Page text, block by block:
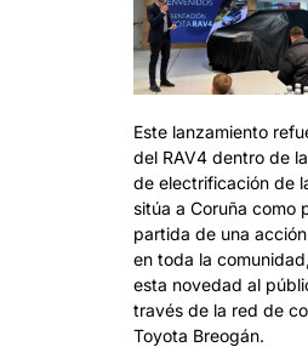
Este lanzamiento
del RAV4 dentro de
de electrificación de
sitúa a Coruña como
partida de una
en toda la
esta novedad al
través de la red de
Toyota Breogán.